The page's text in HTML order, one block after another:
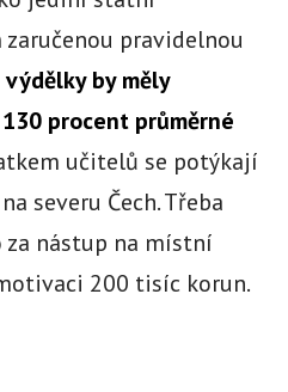
pravidelnou
výdělky by měly
procent průměrné
učitelů se potýkají
severu Čech. Třeba
nástup na místní
200 tisíc korun.